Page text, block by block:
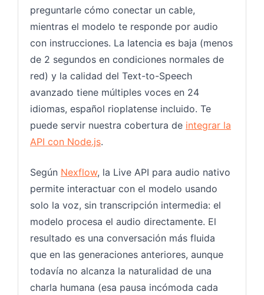
preguntarle cómo conectar un cable,
mientras el modelo te responde por audio
con instrucciones. La latencia es baja (menos
de 2 segundos en condiciones normales de
red) y la calidad del Text-to-Speech
avanzado tiene múltiples voces en 24
idiomas, español rioplatense incluido. Te
puede servir nuestra cobertura de integrar la
API con Node.js.
Según Nexflow, la Live API para audio nativo
permite interactuar con el modelo usando
solo la voz, sin transcripción intermedia: el
modelo procesa el audio directamente. El
resultado es una conversación más fluida
que en las generaciones anteriores, aunque
todavía no alcanza la naturalidad de una
charla humana (esa pausa incómoda cada